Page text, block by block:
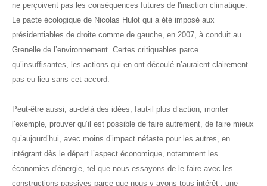
ne perçoivent pas les conséquences futures de l'inaction climatique.
Le pacte écologique de Nicolas Hulot qui a été imposé aux
présidentiables de droite comme de gauche, en 2007, à conduit au
Grenelle de l’environnement. Certes critiquables parce
qu’insuffisantes, les actions qui en ont découlé n’auraient clairement
pas eu lieu sans cet accord.
Peut-être aussi, au-delà des idées, faut-il plus d’action, monter
l’exemple, prouver qu’il est possible de faire autrement, de faire mieux
qu’aujourd’hui, avec moins d’impact néfaste pour les autres, en
intégrant dès le départ l’aspect économique, notamment les
économies d'énergie, tel que nous essayons de le faire avec les
constructions passives parce que nous y avons tous intérêt : une